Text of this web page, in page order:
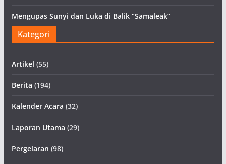
Mengupas Sunyi dan Luka di Balik “Samaleak”
Kategori
Artikel (55)
Berita (194)
Kalender Acara (32)
Laporan Utama (29)
Pergelaran (98)